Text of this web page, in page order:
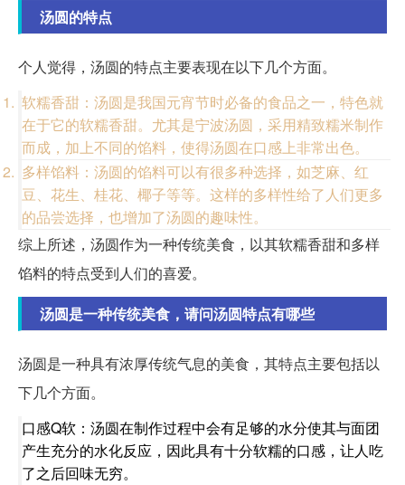
汤圆的特点
个人觉得，汤圆的特点主要表现在以下几个方面。
软糯香甜：汤圆是我国元宵节时必备的食品之一，特色就
在于它的软糯香甜。尤其是宁波汤圆，采用精致糯米制作
而成，加上不同的馅料，使得汤圆在口感上非常出色。
多样馅料：汤圆的馅料可以有很多种选择，如芝麻、红
豆、花生、桂花、椰子等等。这样的多样性给了人们更多
的品尝选择，也增加了汤圆的趣味性。
综上所述，汤圆作为一种传统美食，以其软糯香甜和多样
馅料的特点受到人们的喜爱。
汤圆是一种传统美食，请问汤圆特点有哪些
汤圆是一种具有浓厚传统气息的美食，其特点主要包括以
下几个方面。
口感Q软：汤圆在制作过程中会有足够的水分使其与面团
产生充分的水化反应，因此具有十分软糯的口感，让人吃
了之后回味无穷。